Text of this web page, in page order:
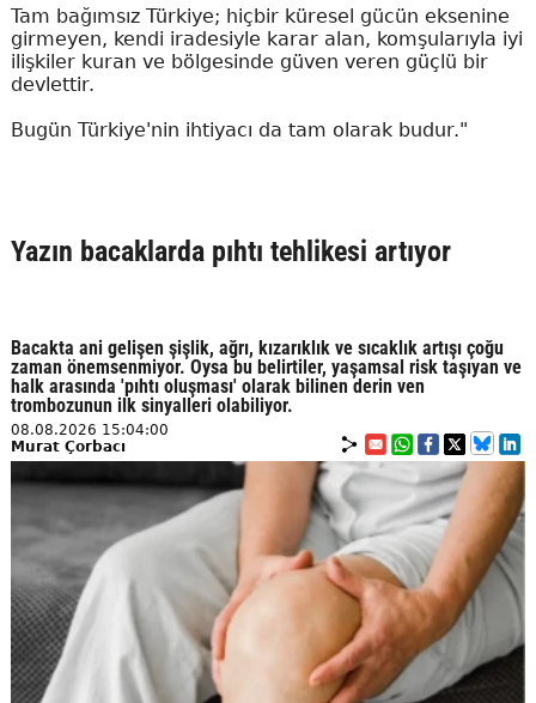
Tam bağımsız Türkiye; hiçbir küresel gücün eksenine
girmeyen, kendi iradesiyle karar alan, komşularıyla iyi
ilişkiler kuran ve bölgesinde güven veren güçlü bir
devlettir.
Bugün Türkiye'nin ihtiyacı da tam olarak budur."
Yazın bacaklarda pıhtı tehlikesi artıyor
Bacakta ani gelişen şişlik, ağrı, kızarıklık ve sıcaklık artışı çoğu
zaman önemsenmiyor. Oysa bu belirtiler, yaşamsal risk taşıyan ve
halk arasında 'pıhtı oluşması' olarak bilinen derin ven
trombozunun ilk sinyalleri olabiliyor.
08.08.2026 15:04:00
Murat Çorbacı